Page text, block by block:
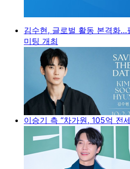
김수현, 글로벌 활동 본격화…
미팅 개최
이승기 측 “차가원, 105억 전